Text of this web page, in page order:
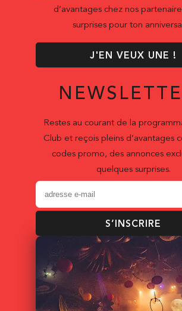
d’avantages chez nos
surprises pour ton
J'EN VEUX UNE !
Restes au courant de la
Club et reçois pleins d’avantages
codes promo, des annonces
quelques surprises.
S’INSCRIRE